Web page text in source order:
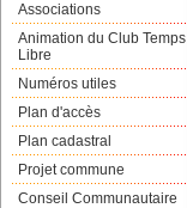
Associations
Animation du Club Temps
Libre
Numéros utiles
Plan d'accès
Plan cadastral
Projet commune
Conseil Communautaire